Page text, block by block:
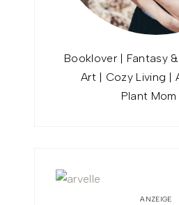
Booklover | Fantasy
Art | Cozy Living |
Plant Mom
ANZEIGE